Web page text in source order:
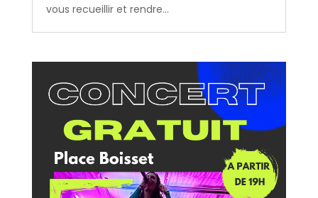
vous recueillir et rendre...